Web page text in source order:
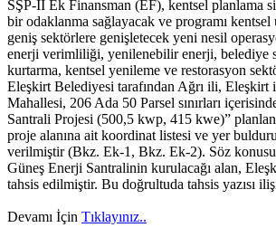
SŞP-II Ek Finansman (EF), kentsel planlama
bir odaklanma sağlayacak ve programı kentsel
geniş sektörlere genişletecek yeni nesil
enerji verimliliği, yenilenebilir enerji, belediye
kurtarma, kentsel yenileme ve restorasyon
Eleşkirt Belediyesi tarafından Ağrı ili, Eleşkirt
Mahallesi, 206 Ada 50 Parsel sınırları
Santrali Projesi (500,5 kwp, 415 kwe)”
proje alanına ait koordinat listesi ve yer
verilmiştir (Bkz. Ek-1, Bkz. Ek-2). Söz konusu
Güneş Enerji Santralinin kurulacağı alan,
tahsis edilmiştir. Bu doğrultuda tahsis yazısı
Devamı İçin Tıklayınız..